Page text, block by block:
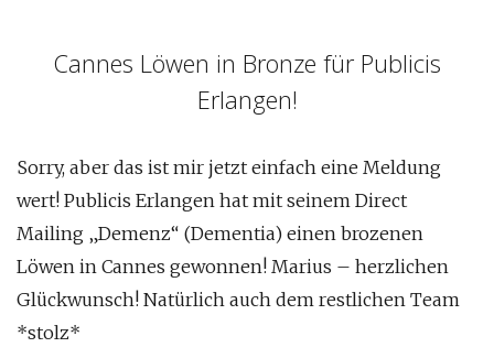
Cannes Löwen in Bronze für Publicis
Erlangen!
Sorry, aber das ist mir jetzt einfach eine Meldung
wert! Publicis Erlangen hat mit seinem Direct
Mailing „Demenz“ (Dementia) einen brozenen
Löwen in Cannes gewonnen! Marius – herzlichen
Glückwunsch! Natürlich auch dem restlichen Team
*stolz*